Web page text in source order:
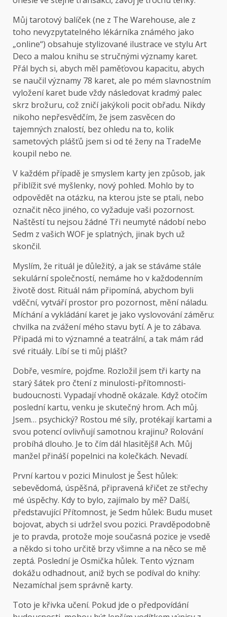
Můj tarotový balíček (ne z The Warehouse, ale z
toho nevyzpytatelného lékárníka známého jako
„online“) obsahuje stylizované ilustrace ve stylu Art
Deco a malou knihu se stručnými významy karet.
Přál bych si, abych měl paměťovou kapacitu, abych
se naučil významy 78 karet, ale po mém slavnostním
vyložení karet bude vždy následovat kradmý palec
skrz brožuru, což zničí jakýkoli pocit obřadu. Nikdy
nikoho nepřesvědčím, že jsem zasvěcen do
tajemných znalostí, bez ohledu na to, kolik
sametových plášťů jsem si od té ženy na TradeMe
koupil nebo ne.
V každém případě je smyslem karty jen způsob, jak
přiblížit své myšlenky, nový pohled. Mohlo by to
odpovědět na otázku, na kterou jste se ptali, nebo
označit něco jiného, ​​co vyžaduje vaši pozornost.
Naštěstí tu nejsou žádné Tři neumyté nádobí nebo
Sedm z vašich WOF je splatných, jinak bych už
skončil.
Myslím, že rituál je důležitý, a jak se stáváme stále
sekulární společností, nemáme ho v každodenním
životě dost. Rituál nám připomíná, abychom byli
vděční, vytváří prostor pro pozornost, mění náladu.
Míchání a vykládání karet je jako vyslovování záměru:
chvilka na zvážení mého stavu bytí. A je to zábava.
Připadá mi to významné a teatrální, a tak mám rád
své rituály. Líbí se ti můj plášť?
Dobře, vesmíre, pojďme. Rozložil jsem tři karty na
starý šátek pro čtení z minulosti-přítomnosti-
budoucnosti. Vypadají vhodně okázale. Když otočím
poslední kartu, venku je skutečný hrom. Ach můj.
Jsem… psychický? Rostou mé síly, protékají kartami a
svou potencí ovlivňují samotnou krajinu? Rolování
probíhá dlouho. Je to čím dál hlasitější! Ach. Můj
manžel přináší popelnici na kolečkách. Nevadí.
První kartou v pozici Minulost je Šest hůlek:
sebevědomá, úspěšná, připravená křičet ze střechy
mé úspěchy. Kdy to bylo, zajímalo by mě? Další,
představující Přítomnost, je Sedm hůlek: Budu muset
bojovat, abych si udržel svou pozici. Pravděpodobně
je to pravda, protože moje současná pozice je vsedě
a někdo si toho určitě brzy všimne a na něco se mě
zeptá. Poslední je Osmička hůlek. Tento význam
dokážu odhadnout, aniž bych se podíval do knihy:
Nezamíchal jsem správně karty.
Toto je křivka učení. Pokud jde o předpovídání